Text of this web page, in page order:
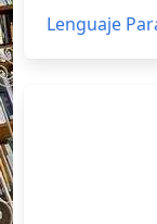
Lenguaje